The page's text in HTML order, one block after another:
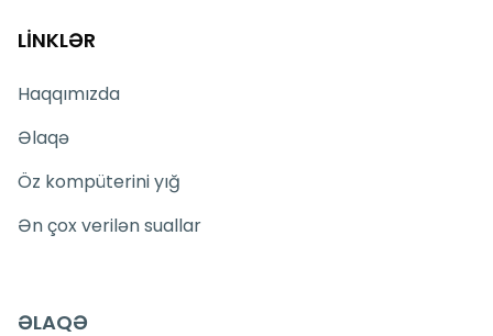
LİNKLƏR
Haqqımızda
Əlaqə
Öz kompüterini yığ
Ən çox verilən suallar
ƏLAQƏ